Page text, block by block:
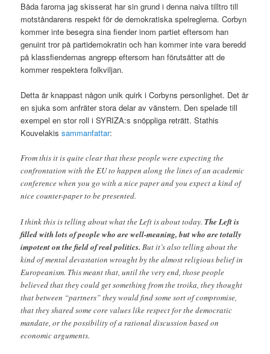
Båda farorna jag skisserat har sin grund i denna naiva tilltro till
motståndarens respekt för de demokratiska spelreglerna. Corbyn
kommer inte besegra sina fiender inom partiet eftersom han
genuint tror på partidemokratin och han kommer inte vara beredd
på klassfiendernas angrepp eftersom han förutsätter att de
kommer respektera folkviljan.
Detta är knappast någon unik quirk i Corbyns personlighet. Det är
en sjuka som anfräter stora delar av vänstern. Den spelade till
exempel en stor roll i SYRIZA:s snöppliga reträtt. Stathis
Kouvelakissammanfattar:
From this it is quite clear that these people were expecting the
confrontation with the EU to happen along the lines of an academic
conference when you go with a nice paper and you expect a kind of
nice counter-paper to be presented.
I think this is telling about what the Left is about today. The Left is
filled with lots of people who are well-meaning, but who are totally
impotent on the field of real politics. But it’s also telling about the
kind of mental devastation wrought by the almost religious belief in
Europeanism. This meant that, until the very end, those people
believed that they could get something from the troika, they thought
that between “partners” they would find some sort of compromise,
that they shared some core values like respect for the democratic
mandate, or the possibility of a rational discussion based on
economic arguments.